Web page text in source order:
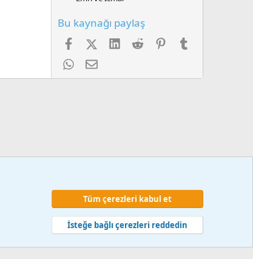
Bu kaynağı paylaş
FacebookX (Twitter)
LinkedInReddit Pinterest
WhatsApp
E-posta
Gizlilik politikası Yardım Ana sayfa
R
S
2014-2024
Tüm çerezleri kabul et
İsteğe bağlı çerezleri reddedin